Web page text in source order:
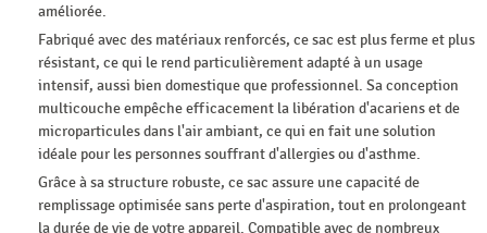
améliorée.
Fabriqué avec des matériaux renforcés, ce sac est plus ferme et plus
résistant, ce qui le rend particulièrement adapté à un usage
intensif, aussi bien domestique que professionnel. Sa conception
multicouche empêche efficacement la libération d'acariens et de
microparticules dans l'air ambiant, ce qui en fait une solution
idéale pour les personnes souffrant d'allergies ou d'asthme.
Grâce à sa structure robuste, ce sac assure une capacité de
remplissage optimisée sans perte d'aspiration, tout en prolongeant
la durée de vie de votre appareil. Compatible avec de nombreux